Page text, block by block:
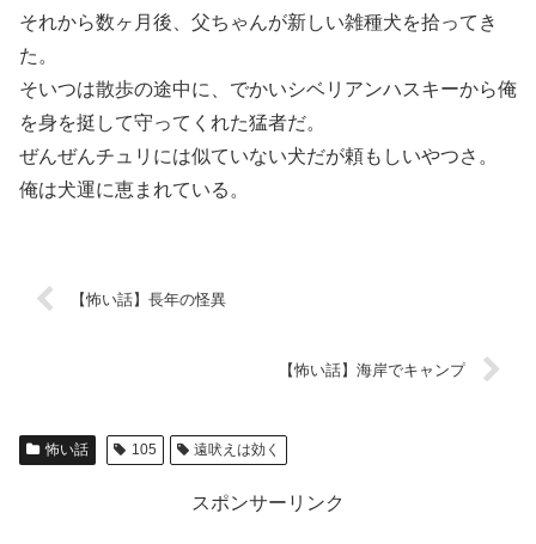
それから数ヶ月後、父ちゃんが新しい雑種犬を拾ってき
た。
そいつは散歩の途中に、でかいシベリアンハスキーから俺
を身を挺して守ってくれた猛者だ。
ぜんぜんチュリには似ていない犬だが頼もしいやつさ。
俺は犬運に恵まれている。
【怖い話】長年の怪異
【怖い話】海岸でキャンプ
怖い話 105 遠吠えは効く
スポンサーリンク